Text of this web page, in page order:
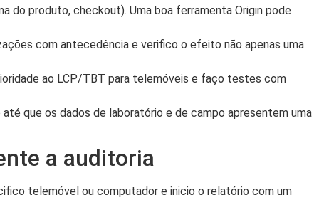
do produto, checkout). Uma boa ferramenta Origin pode
com antecedência e verifico o efeito não apenas uma
ao LCP/TBT para telemóveis e faço testes com
que os dados de laboratório e de campo apresentem uma
a auditoria
telemóvel ou computador e inicio o relatório com um